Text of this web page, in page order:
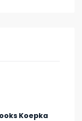
Koepka